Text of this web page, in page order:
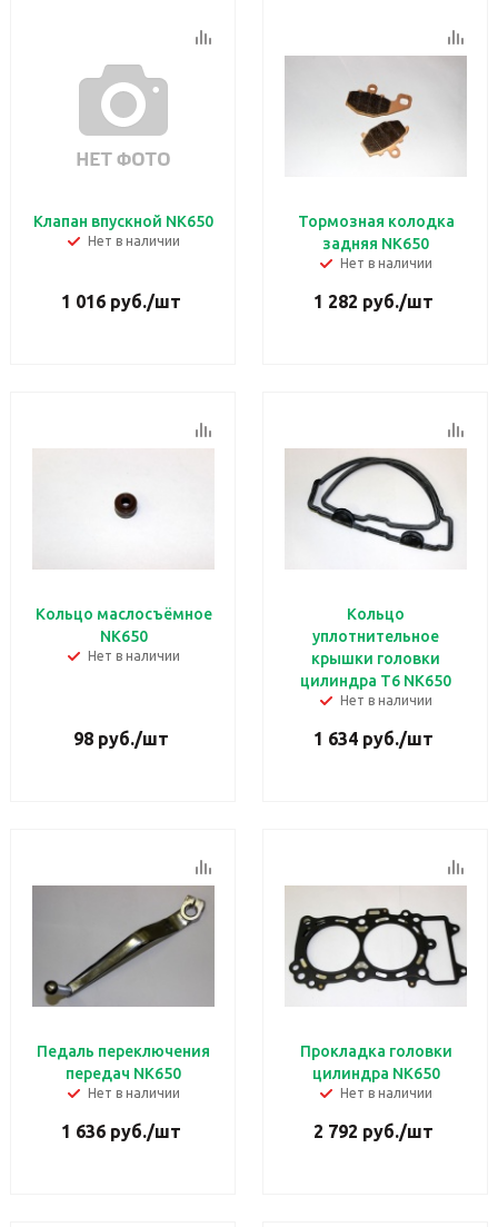
Клапан впускной NK650
Нет в наличии
1 016 руб./шт
Тормозная колодка
задняя NK650
Нет в наличии
1 282 руб./шт
Кольцо маслосъёмное
NK650
Нет в наличии
98 руб./шт
Кольцо
уплотнительное
крышки головки
цилиндра T6 NK650
Нет в наличии
1 634 руб./шт
Педаль переключения
передач NK650
Нет в наличии
1 636 руб./шт
Прокладка головки
цилиндра NK650
Нет в наличии
2 792 руб./шт